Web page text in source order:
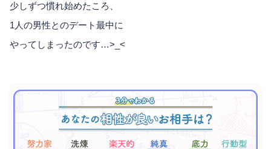
少しずつ慣れ始めたころ、
1人の男性とのデート最中に
やってしまったのです…>_<